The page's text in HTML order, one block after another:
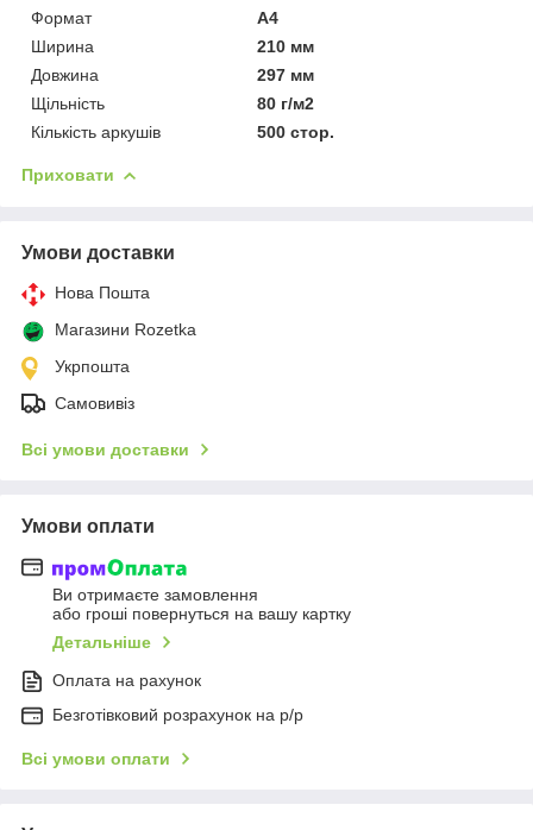
Формат
A4
Ширина
210 мм
Довжина
297 мм
Щільність
80 г/м2
Кількість аркушів
500 стор.
Приховати
Умови доставки
Нова Пошта
Магазини Rozetka
Укрпошта
Самовивіз
Всі умови доставки
Умови оплати
Ви отримаєте замовлення
або гроші повернуться на вашу картку
Детальніше
Оплата на рахунок
Безготівковий розрахунок на р/р
Всі умови оплати